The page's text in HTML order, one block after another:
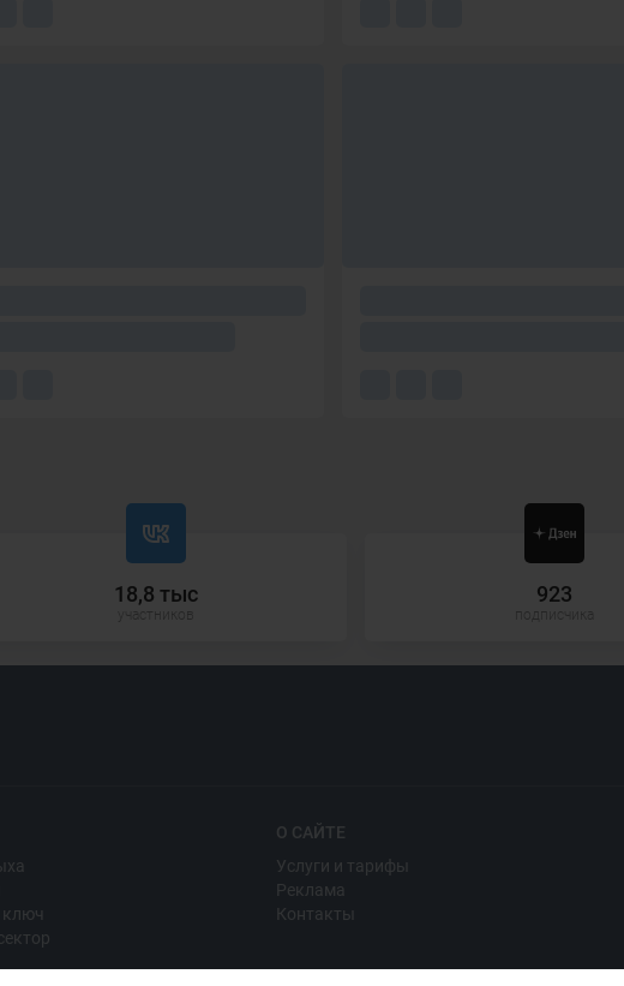
18,8 тыс 923
О САЙТЕ
Услуги и тарифы
Реклама
Контакты